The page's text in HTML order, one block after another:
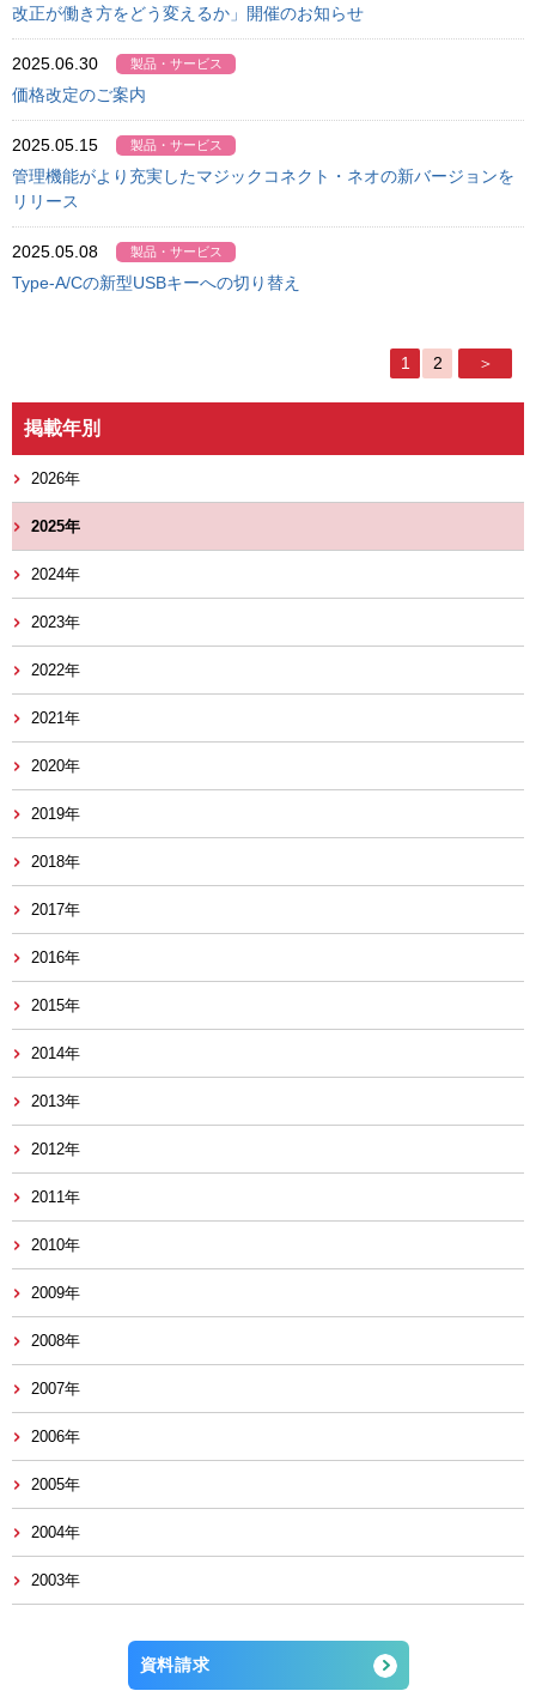
改正が働き方をどう変えるか」開催のお知らせ
2025.06.30 製品・サービス
価格改定のご案内
2025.05.15 製品・サービス
管理機能がより充実したマジックコネクト・ネオの新バージョンを
リリース
2025.05.08 製品・サービス
Type-A/Cの新型USBキーへの切り替え
1 2 ＞
掲載年別
2026年
2025年
2024年
2023年
2022年
2021年
2020年
2019年
2018年
2017年
2016年
2015年
2014年
2013年
2012年
2011年
2010年
2009年
2008年
2007年
2006年
2005年
2004年
2003年
資料請求